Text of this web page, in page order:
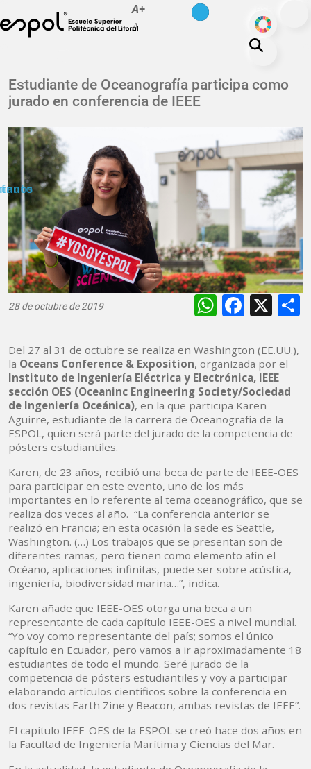
Pasar al contenido principal
A+
A-
ODS
La ESPOL
Educación
Vida politécnica
Investigación
Nuestra Huella
Transparencia
Estudiante de Oceanografía participa como
jurado en conferencia de IEEE
28 de octubre de 2019 X
Del 27 al 31 de octubre se realiza en Washington (EE.UU.),
la Oceans Conference & Exposition, organizada por el
Instituto de Ingeniería Eléctrica y Electrónica, IEEE
sección OES (Oceaninc Engineering Society/Sociedad
de Ingeniería Oceánica), en la que participa Karen
Aguirre, estudiante de la carrera de Oceanografía de la
ESPOL, quien será parte del jurado de la competencia de
pósters estudiantiles.
Karen, de 23 años, recibió una beca de parte de IEEE-OES
para participar en este evento, uno de los más
importantes en lo referente al tema oceanográfico, que se
realiza dos veces al año. “La conferencia anterior se
realizó en Francia; en esta ocasión la sede es Seattle,
Washington. (…) Los trabajos que se presentan son de
diferentes ramas, pero tienen como elemento afín el
Océano, aplicaciones infinitas, puede ser sobre acústica,
ingeniería, biodiversidad marina…”, indica.
Karen añade que IEEE-OES otorga una beca a un
representante de cada capítulo IEEE-OES a nivel mundial.
“Yo voy como representante del país; somos el único
capítulo en Ecuador, pero vamos a ir aproximadamente 18
estudiantes de todo el mundo. Seré jurado de la
competencia de pósters estudiantiles y voy a participar
elaborando artículos científicos sobre la conferencia en
dos revistas Earth Zine y Beacon, ambas revistas de IEEE”.
El capítulo IEEE-OES de la ESPOL se creó hace dos años en
la Facultad de Ingeniería Marítima y Ciencias del Mar.